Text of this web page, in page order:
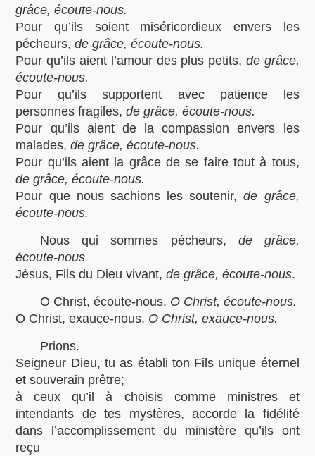
grâce, écoute-nous.
Pour qu’ils soient miséricordieux envers les
pécheurs, de grâce, écoute-nous.
Pour qu’ils aient l’amour des plus petits, de grâce,
écoute-nous.
Pour qu’ils supportent avec patience les
personnes fragiles,de grâce, écoute-nous.
Pour qu’ils aient de la compassion envers les
malades, de grâce, écoute-nous.
Pour qu’ils aient la grâce de se faire tout à tous,
de grâce, écoute-nous.
Pour que nous sachions les soutenir,de grâce,
écoute-nous.
Nous qui sommes pécheurs, de grâce,
écoute-nous
Jésus, Fils du Dieu vivant,de grâce, écoute-nous.
O Christ, écoute-nous. O Christ, écoute-nous.
O Christ, exauce-nous. O Christ, exauce-nous.
Prions.
Seigneur Dieu, tu as établi ton Fils unique éternel
et souverain prêtre;
à ceux qu’il à choisis comme ministres et
intendants de tes mystères, accorde la fidélité
dans l’accomplissement du ministère qu’ils ont
reçu